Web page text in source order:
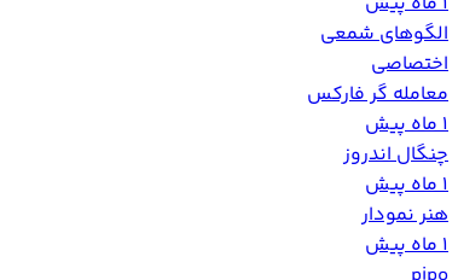
الگوهای شمعی
اختصاصی
معامله گر فارکس
1 ماه پیش
‏چنگال اندروز‏
1 ماه پیش
هنر نمودار
1 ماه پیش